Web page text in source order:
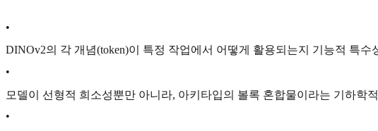
•
DINOv2의 각 개념(token)이 특정 작업에서 어떻게 활용되는지 기능적 특
•
모델이 선형적 희소성뿐만 아니라, 아키타입의 볼록 혼합물이라는 기하
•